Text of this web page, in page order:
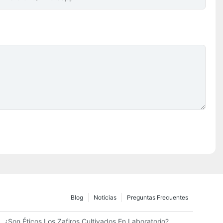
Preguntas Frecuentes
Noticias
Blog
El Largo Adecuado Para Mí?
¿Son Éticos Los Zafiros Cultivados En Laboratorio?